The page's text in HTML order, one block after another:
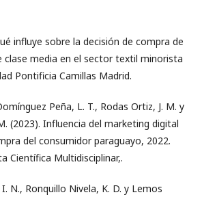
influye sobre la decisión de compra de
clase media en el sector textil minorista
Pontificia Camillas Madrid.
Peña, L. T., Rodas Ortiz, J. M. y
(2023). Influencia del marketing digital
del consumidor paraguayo, 2022.
Científica Multidisciplinar,.
N., Ronquillo Nivela, K. D. y Lemos